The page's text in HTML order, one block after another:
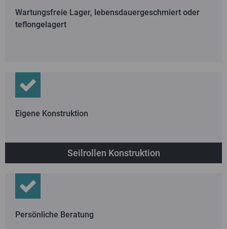
Eigene Konstruktion
Seilrollen Konstruktion
Wartungsfreie Lager, lebensdauergeschmiert oder
teflongelagert
Persönliche Beratung